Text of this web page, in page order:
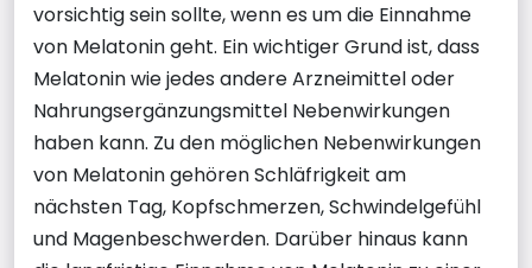
vorsichtig sein sollte, wenn es um die Einnahme
von Melatonin geht. Ein wichtiger Grund ist, dass
Melatonin wie jedes andere Arzneimittel oder
Nahrungsergänzungsmittel Nebenwirkungen
haben kann. Zu den möglichen Nebenwirkungen
von Melatonin gehören Schläfrigkeit am
nächsten Tag, Kopfschmerzen, Schwindelgefühl
und Magenbeschwerden. Darüber hinaus kann